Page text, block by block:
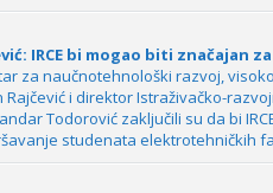
IRCE bi mogao biti značajan
za naučnotehnološki razvoj,
Rajčević i direktor Istraživačko-
Todorović zaključili su da bi
studenata elektrotehničkih